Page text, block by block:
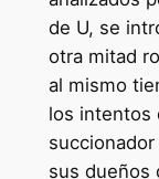
de U, se
otra mitad
al mismo
los intentos
sus dueños